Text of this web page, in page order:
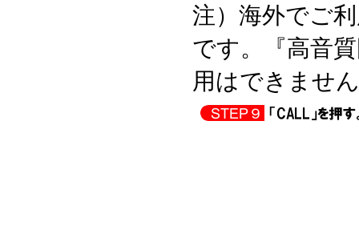
注）海外でご
です。『高音
用はできませ